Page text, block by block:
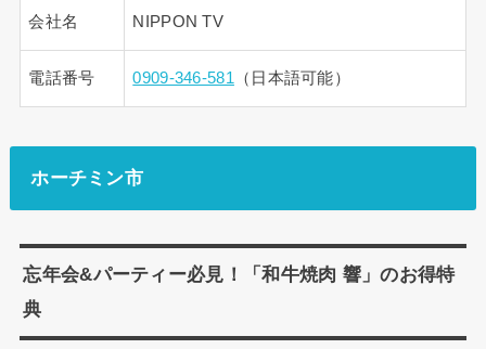
会社名 NIPPON TV
電話番号 0909-346-581 （日本語可能）
ホーチミン市
忘年会&パーティー必見！「和牛焼肉 響」のお得特
典